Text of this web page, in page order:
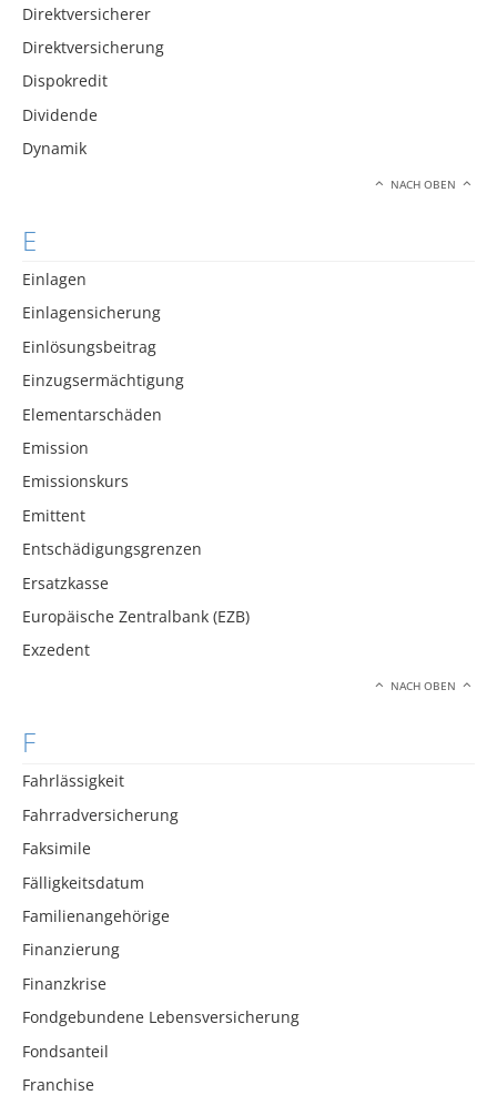
Direktversicherer
Direktversicherung
Dispokredit
Dividende
Dynamik
NACH OBEN
E
Einlagen
Einlagensicherung
Einlösungsbeitrag
Einzugsermächtigung
Elementarschäden
Emission
Emissionskurs
Emittent
Entschädigungsgrenzen
Ersatzkasse
Europäische Zentralbank (EZB)
Exzedent
NACH OBEN
F
Fahrlässigkeit
Fahrradversicherung
Faksimile
Fälligkeitsdatum
Familienangehörige
Finanzierung
Finanzkrise
Fondgebundene Lebensversicherung
Fondsanteil
Franchise